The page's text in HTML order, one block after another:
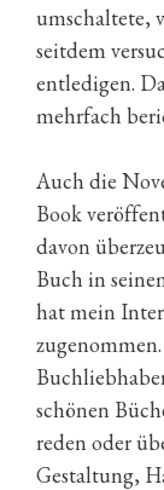
umschaltete,
seitdem
entledigen.
mehrfach
Auch die
Book
davon
Buch in
hat mein
schönen
reden oder
Gestaltung,